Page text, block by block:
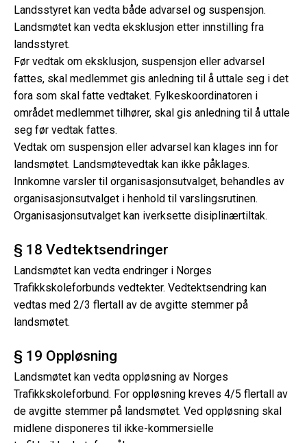
Landsstyret kan vedta både advarsel og suspensjon.
Landsmøtet kan vedta eksklusjon etter innstilling fra
landsstyret.
Før vedtak om eksklusjon, suspensjon eller advarsel
fattes, skal medlemmet gis anledning til å uttale seg i det
fora som skal fatte vedtaket. Fylkeskoordinatoren i
området medlemmet tilhører, skal gis anledning til å uttale
seg før vedtak fattes.
Vedtak om suspensjon eller advarsel kan klages inn for
landsmøtet. Landsmøtevedtak kan ikke påklages.
Innkomne varsler til organisasjonsutvalget, behandles av
organisasjonsutvalget i henhold til varslingsrutinen.
Organisasjonsutvalget kan iverksette disiplinærtiltak.
§ 18 Vedtektsendringer
Landsmøtet kan vedta endringer i Norges
Trafikkskoleforbunds vedtekter. Vedtektsendring kan
vedtas med 2/3 flertall av de avgitte stemmer på
landsmøtet.
§ 19 Oppløsning
Landsmøtet kan vedta oppløsning av Norges
Trafikkskoleforbund. For oppløsning kreves 4/5 flertall av
de avgitte stemmer på landsmøtet. Ved oppløsning skal
midlene disponeres til ikke-kommersielle